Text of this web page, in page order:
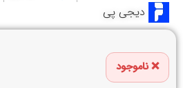
دیجی پی
ناموجود